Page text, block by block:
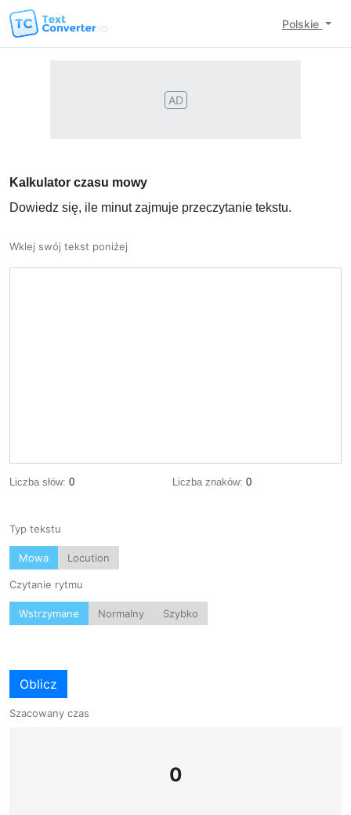
Polskie
AD
Kalkulator czasu mowy
Dowiedz się, ile minut zajmuje przeczytanie tekstu.
Wklej swój tekst poniżej
Liczba słów: 0 Liczba znaków: 0
Typ tekstu
Mowa Locution
Czytanie rytmu
Wstrzymane Normalny Szybko
Oblicz
Szacowany czas
0